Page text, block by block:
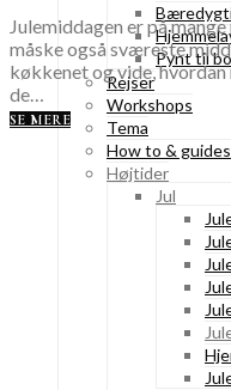
Pynt til
Rejser
Workshops
Tema
How to & guides
Højtider
Jul
Julemiddagen er på
måske også sværeste
køkkenet og vide,
de…
SE MERE